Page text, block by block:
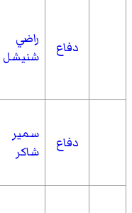
دفاع
راضي
شنيشل
دفاع
سمير
شاكر